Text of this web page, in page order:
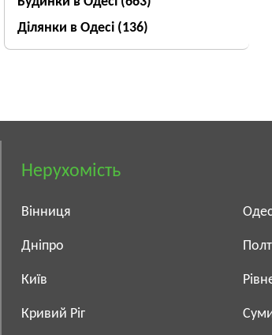
Ділянки в Одесі (136)
Нерухомість
Вінниця
Дніпро
Київ
Кривий Ріг